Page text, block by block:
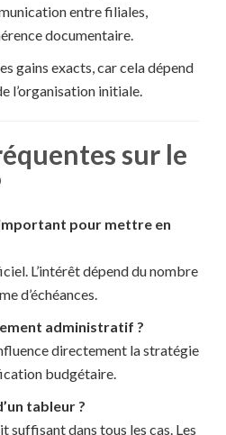
entre filiales,
documentaire.
gains exacts, car cela dépend
l’organisation initiale.
sur le
pour mettre en
L’intérêt dépend du nombre
d’échéances.
administratif ?
directement la stratégie
budgétaire.
tableur ?
suffisant dans tous les cas. Les